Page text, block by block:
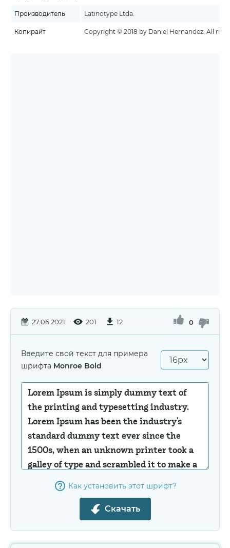
Производитель Latinotype Ltda.
Копирайт Copyright © 2018 by Daniel Hernandez. All
27.06.2021 201 12 0
Введите свой текст для примера
шрифта Monroe Bold
Как установить этот шрифт?
Скачать